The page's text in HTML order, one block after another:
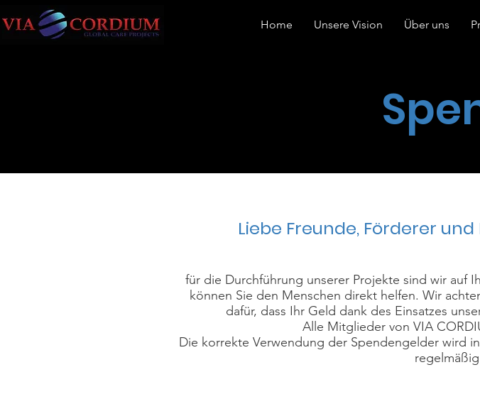
Home Unsere Vision Über uns
Liebe Freunde, Förderer und
für die Durchführung unserer Projekte sind wir auf
können Sie den Menschen direkt helfen. Wir
dafür, dass Ihr Geld dank des Einsatzes
Alle Mitglieder von VIA
Die korrekte Verwendung der Spendengelder wird